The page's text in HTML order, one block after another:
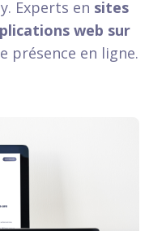
Experts en sites
web sur
présence en ligne.